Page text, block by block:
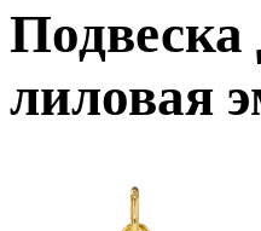
лиловая